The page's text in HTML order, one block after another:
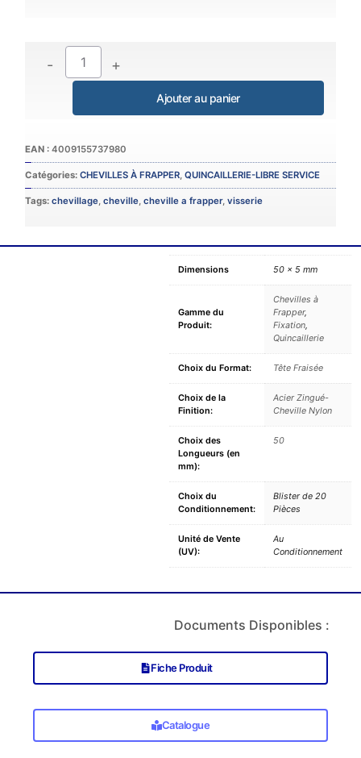
- +
Catégories: CHEVILLES À FRAPPER, QUINCAILLERIE-LIBRE SERVICE
Tags: chevillage, cheville, cheville a frapper, visserie
Dimensions 50 × 5 mm
Gamme du
Produit:
Chevilles à
Frapper,
Fixation,
Quincaillerie
Choix du Format: Tête Fraisée
Choix de la
Finition:
Acier Zingué-
Cheville Nylon
Choix des
Longueurs (en
mm):
50
Choix du
Conditionnement:
Blister de 20
Pièces
Unité de Vente
(UV):
Au
Conditionnement
Documents Disponibles :
Fiche Produit
Catalogue